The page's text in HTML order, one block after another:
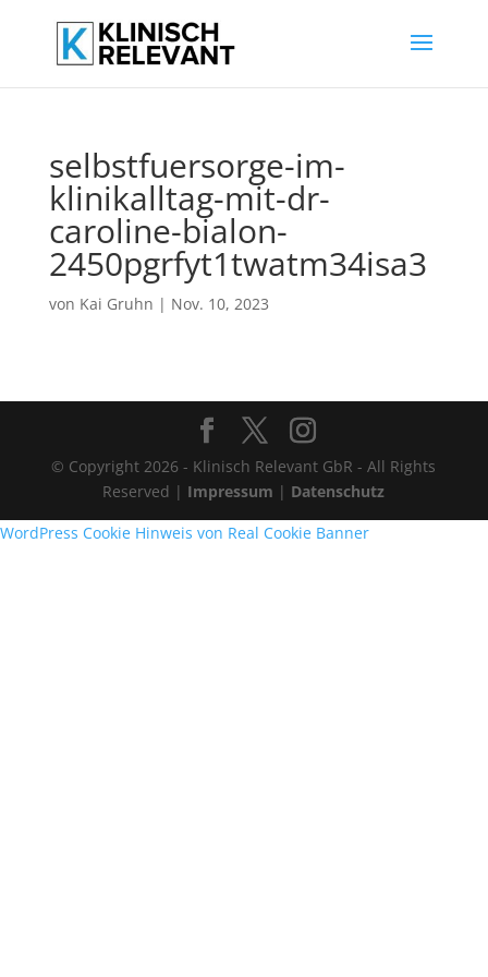
selbstfuersorge-im-
klinikalltag-mit-dr-
caroline-bialon-
2450pgrfyt1twatm34isa3
von Kai Gruhn | Nov. 10, 2023
© Copyright 2026 - Klinisch Relevant GbR - All Rights
Reserved | Impressum | Datenschutz
WordPress Cookie Hinweis von Real Cookie Banner